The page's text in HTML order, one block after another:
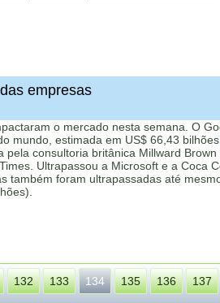
empresas
o mercado nesta semana. O
mundo, estimada em US$ 66,43 bilhões,
consultoria britânica Millward Brown
Ultrapassou a Microsoft e a Coca
também foram ultrapassadas até
132 133 134 135 136 137